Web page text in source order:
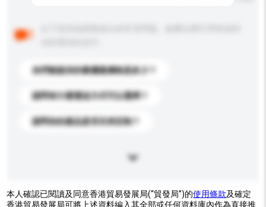
你們能提供的最優惠價格是多少？
請問有什麼運送方式可以選擇？
請問你的產品是否支持定制？
本人確認已閱讀及同意香港貿易發展局(“貿發局”)的使用條款及確定
香港貿易發展局可將上述資料編入其全部或任何資料庫內作為直接推